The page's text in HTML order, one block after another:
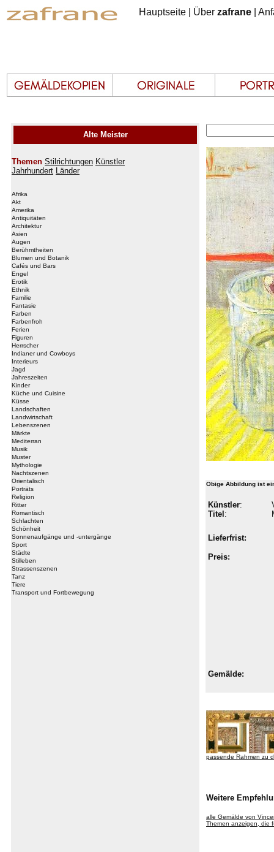
Hauptseite Über zafrane
Alte Meister
Themen Stilrichtungen Künstler
Jahrhundert Länder
Afrika
Akt
Amerika
Antiquitäten
Architektur
Asien
Augen
Berühmtheiten
Blumen und Botanik
Cafés und Bars
Engel
Erotik
Ethnik
Familie
Fantasie
Farben
Farbenfroh
Ferien
Figuren
Herrscher
Indianer und Cowboys
Interieurs
Jagd
Jahreszeiten
Kinder
Küche und Cuisine
Küsse
Landschaften
Landwirtschaft
Lebenszenen
Märkte
Mediterran
Musik
Muster
Mythologie
Nachtszenen
Orientalisch
Porträts
Religion
Ritter
Romantisch
Schlachten
Schönheit
Sonnenaufgänge und -untergänge
Sport
Städte
Stilleben
Strassenszenen
Tanz
Tiere
Transport und Fortbewegung
Obige Abbildung ist
Künstler:
Titel :
Lieferfrist:
Preis:
Gemälde:
passende Rahmen zu
Weitere
alle Gemälde von
Themen anzeigen, die